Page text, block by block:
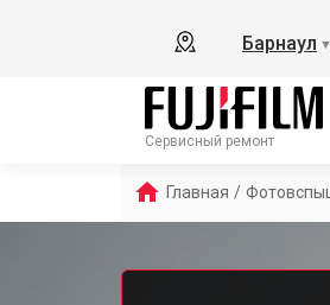
Барнаул ▼
Сервисный ремонт
Главная /